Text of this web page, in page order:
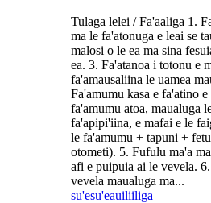
Tulaga lelei / Fa'aaliga 1.
ma le fa'atonuga e leai se
malosi o le ea ma sina
ea. 3. Fa'atanoa i totonu e
fa'amausaliina le uamea
Fa'amumu kasa e fa'atino
fa'amumu atoa, maualuga
fa'apipi'iina, e mafai e le
le fa'amumu + tapuni +
otometi). 5. Fufulu ma'a
afi e puipuia ai le vevela.
vevela maualuga ma...
su'esu'eauiliiliga